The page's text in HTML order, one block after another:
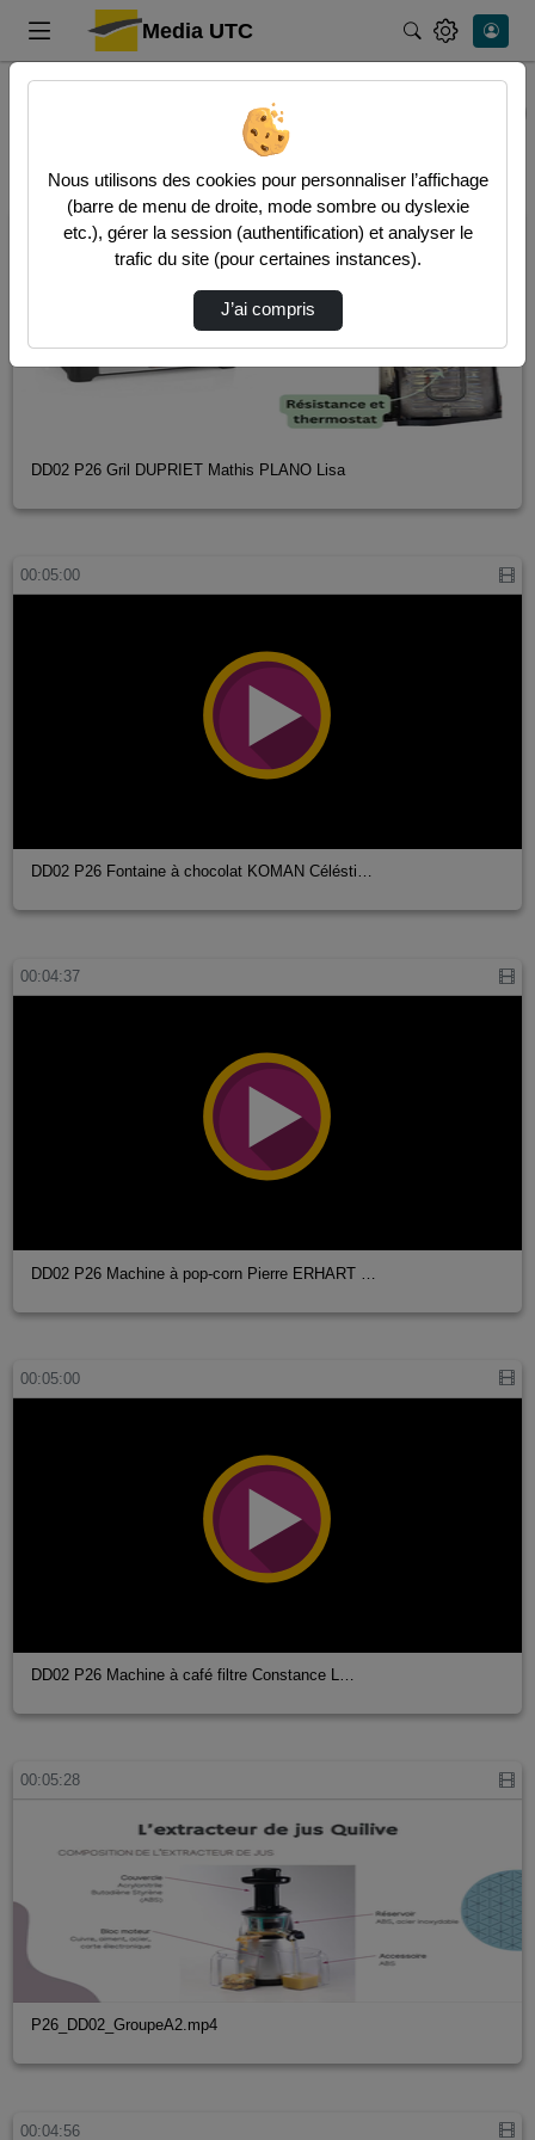
Media UTC Rechercher
Dernières vidéos
00:04:56
DD02 P26 Gril DUPRIET Mathis PLANO Lisa
00:05:00
DD02 P26 Fontaine à chocolat KOMAN Célésti…
00:04:37
DD02 P26 Machine à pop-corn Pierre ERHART …
00:05:00
DD02 P26 Machine à café filtre Constance L…
00:05:28
P26_DD02_GroupeA2.mp4
00:04:56
Nous utilisons des cookies pour personnaliser l’affichage
(barre de menu de droite, mode sombre ou dyslexie
etc.), gérer la session (authentification) et analyser le
trafic du site (pour certaines instances).
J’ai compris